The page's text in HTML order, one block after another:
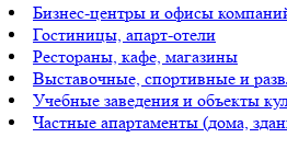
Бизнес-центры и офисы
Гостиницы, апарт-отели
Рестораны, кафе, магазины
Выставочные, спортивные и
Учебные заведения и объекты
Частные апартаменты (дома,